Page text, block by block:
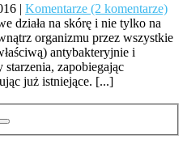
| Komentarze (2 komentarze)
działa na skórę i nie tylko na
organizmu przez wszystkie
antybakteryjnie i
zapobiegając
już istniejące. [...]